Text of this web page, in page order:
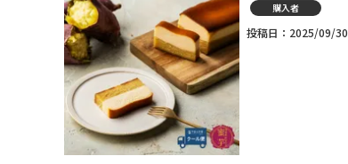
購入者
投稿日 2025/09/30